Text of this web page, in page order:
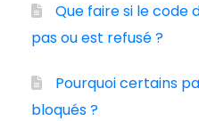
Que faire si le code
pas ou est refusé ?
Pourquoi certains
bloqués ?